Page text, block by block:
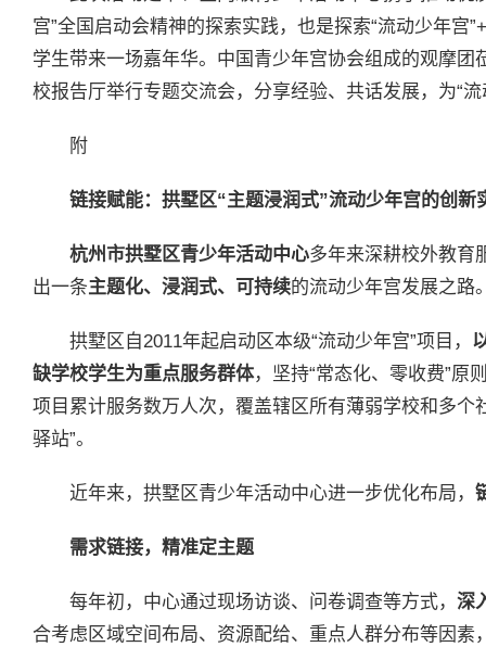
宫”全国启动会精神的探索实践，也是探索“流动少年宫
学生带来一场嘉年华。中国青少年宫协会组成的观摩
校报告厅举行专题交流会，分享经验、共话发展，为“
附
链接赋能：拱墅区“主题浸润式”流动少年宫的创新
杭州市拱墅区青少年活动中心多年来深耕校外教育
出一条主题化、浸润式、可持续的流动少年宫发展之路
拱墅区自2011年起启动区本级“流动少年宫”项目，
缺学校学生为重点服务群体，坚持“常态化、零收费”原
项目累计服务数万人次，覆盖辖区所有薄弱学校和多个
驿站”。
近年来，拱墅区青少年活动中心进一步优化布局，
需求链接，精准定主题
每年初，中心通过现场访谈、问卷调查等方式， 深
合考虑区域空间布局、资源配给、重点人群分布等因素